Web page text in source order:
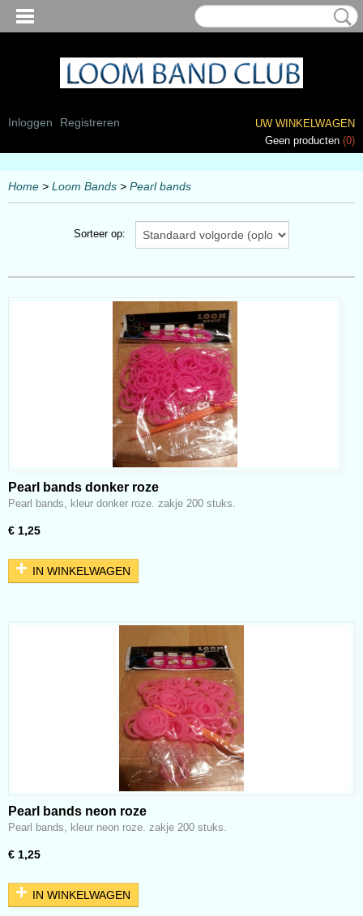
Inloggen Registreren
UW WINKELWAGEN
Geen producten (0)
Home > Loom Bands > Pearl bands
Sorteer op:
Pearl bands donker roze
Pearl bands, kleur donker roze. zakje 200 stuks.
€ 1,25
IN WINKELWAGEN
Pearl bands neon roze
Pearl bands, kleur neon roze. zakje 200 stuks.
€ 1,25
IN WINKELWAGEN